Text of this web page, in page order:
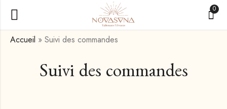
0
Suivi des commandes
Accueil » Suivi des commandes